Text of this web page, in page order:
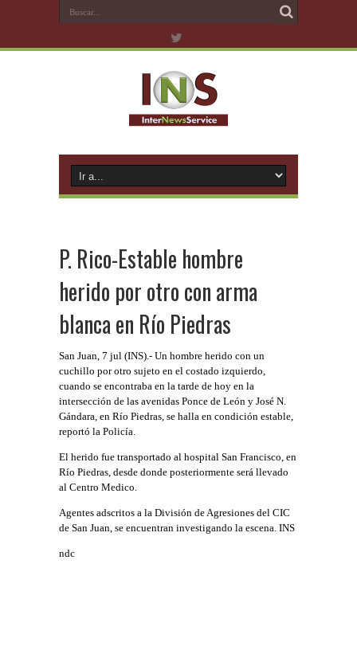
P. Rico-Estable hombre
herido por otro con arma
blanca en Río Piedras
San Juan, 7 jul (INS).- Un hombre herido con un
cuchillo por otro sujeto en el costado izquierdo,
cuando se encontraba en la tarde de hoy en la
intersección de las avenidas Ponce de León y José N.
Gándara, en Río Piedras, se halla en condición estable,
reportó la Policía.
El herido fue transportado al hospital San Francisco, en
Río Piedras, desde donde posteriormente será llevado
al Centro Medico.
Agentes adscritos a la División de Agresiones del CIC
de San Juan, se encuentran investigando la escena. INS
ndc